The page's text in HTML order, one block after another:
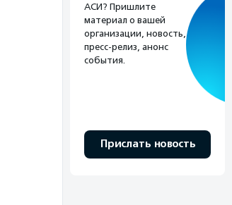
АСИ? Пришлите
материал о вашей
организации, новость,
пресс-релиз, анонс
события.
Прислать новость